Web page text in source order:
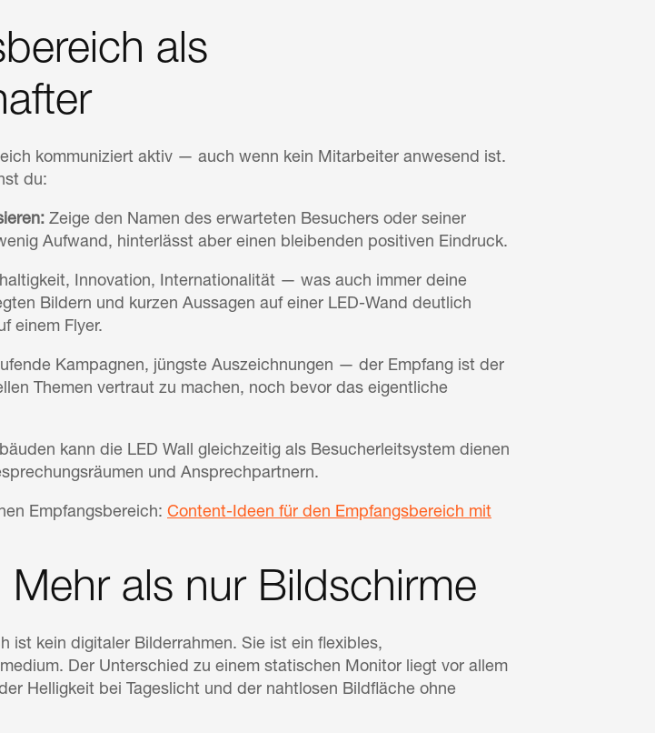
als
kommuniziert aktiv — auch wenn kein Mitarbeiter anwesend ist.
du:
Zeige den Namen des erwarteten Besuchers oder seiner
Aufwand, hinterlässt aber einen bleibenden positiven Eindruck.
Innovation, Internationalität — was auch immer deine
Bildern und kurzen Aussagen auf einer LED-Wand deutlich
einem Flyer.
Kampagnen, jüngste Auszeichnungen — der Empfang ist der
Themen vertraut zu machen, noch bevor das eigentliche
kann die LED Wall gleichzeitig als Besucherleitsystem dienen
und Ansprechpartnern.
Empfangsbereich: Content-Ideen für den Empfangsbereich mit
Mehr als nur Bildschirme
ist kein digitaler Bilderrahmen. Sie ist ein flexibles,
Der Unterschied zu einem statischen Monitor liegt vor allem
Helligkeit bei Tageslicht und der nahtlosen Bildfläche ohne